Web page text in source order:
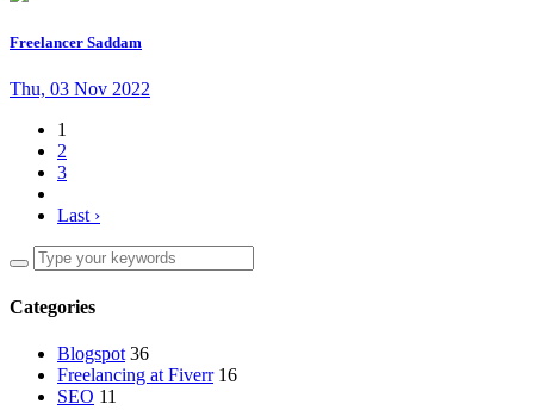
Freelancer Saddam
Thu, 03 Nov 2022
1
2
3
Last ›
Categories
Blogspot 36
Freelancing at Fiverr 16
SEO 11